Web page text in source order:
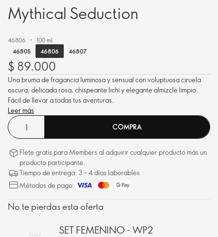
Mythical Seduction
46806
100 ml.
46805
46806 46807
$ 89.000
Una bruma de fragancia luminosa y sensual con voluptuosa ciruela
oscura, delicada rosa, chispeante lichi y elegante almizcle limpio.
Fácil de llevar a todas tus aventuras.
Leer más
COMPRA
Flete gratis para Members al adquirir cualquier producto más un
producto participante.
Tiempo de entrega: 3 – 4 días laborables
Métodos de pago:
No te pierdas esta oferta
SET FEMENINO - WP2